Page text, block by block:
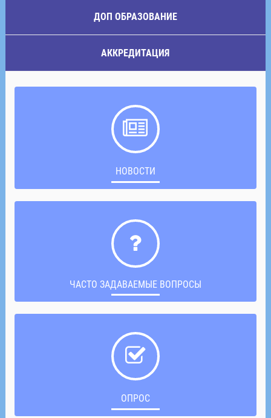
ДОП ОБРАЗОВАНИЕ
АККРЕДИТАЦИЯ
НОВОСТИ
ЧАСТО ЗАДАВАЕМЫЕ ВОПРОСЫ
ОПРОС